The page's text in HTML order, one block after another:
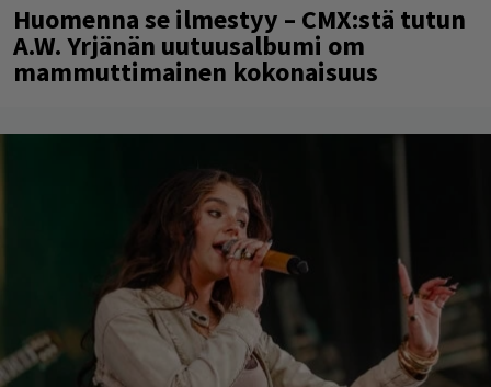
Huomenna se ilmestyy – CMX:stä tutun
A.W. Yrjänän uutuusalbumi om
mammuttimainen kokonaisuus